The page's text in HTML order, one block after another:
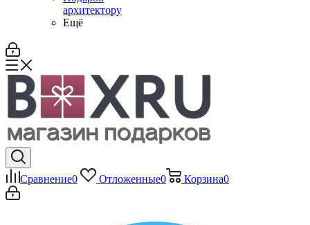
архитектору
Ещё
Сравнение0 Отложенные0 Корзина0